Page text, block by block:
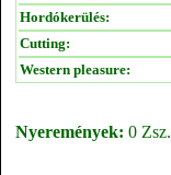
Hordókerülés:
Cutting:
Western pleasure:
Nyeremények: 0 Zsz.